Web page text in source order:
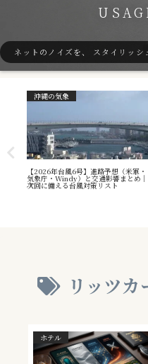
ネットのノイズを、 スタイリッシ
沖縄の気象
【2026年台風6号】進路予想（米軍・
気象庁・Windy）と交通影響まとめ｜
次回に備える台風対策リスト
リッツ
ホテル